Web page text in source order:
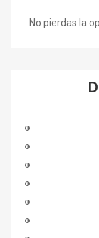
No pierdas la